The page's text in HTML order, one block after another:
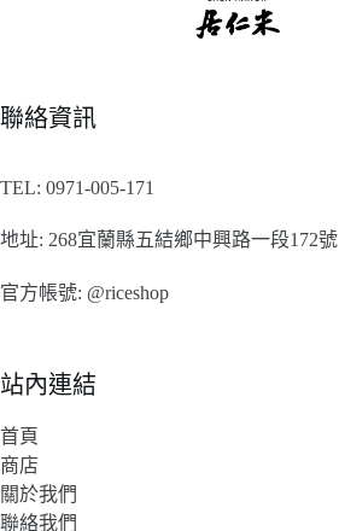
聯絡資訊
TEL: 0971-005-171
地址: 268宜蘭縣五結鄉中興路一段172號
官方帳號: @riceshop
站內連結
首頁
商店
關於我們
聯絡我們